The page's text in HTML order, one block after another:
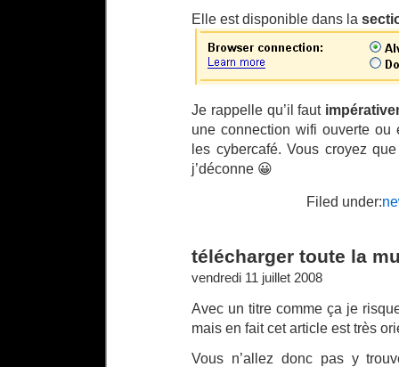
Elle est disponible dans la
Je rappelle qu’il faut
une connection wifi ouverte ou
les cybercafé. Vous croyez
j’déconne 😀
Filed under:
télécharger toute la
vendredi 11 juillet 2008
Avec un titre comme ça je
mais en fait cet article est très
Vous n’allez donc pas y